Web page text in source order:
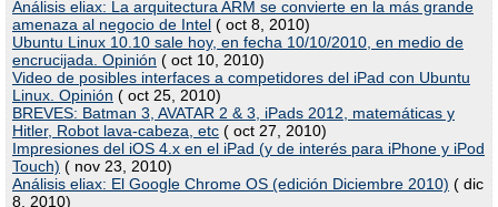
Análisis eliax: La arquitectura ARM se convierte en la más grande
amenaza al negocio de Intel ( oct 8, 2010)
Ubuntu Linux 10.10 sale hoy, en fecha 10/10/2010, en medio de
encrucijada. Opinión ( oct 10, 2010)
Video de posibles interfaces a competidores del iPad con Ubuntu
Linux. Opinión ( oct 25, 2010)
BREVES: Batman 3, AVATAR 2 & 3, iPads 2012, matemáticas y
Hitler, Robot lava-cabeza, etc ( oct 27, 2010)
Impresiones del iOS 4.x en el iPad (y de interés para iPhone y iPod
Touch) ( nov 23, 2010)
Análisis eliax: El Google Chrome OS (edición Diciembre 2010) ( dic
8, 2010)